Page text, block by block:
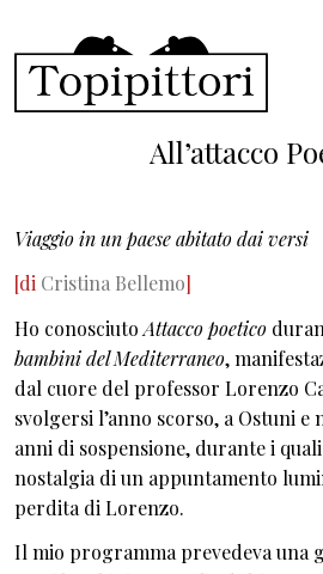
All’attacco
Viaggio in un paese abitato dai versi
[di Cristina Bellemo]
Ho conosciuto Attacco poetico
bambini del Mediterraneo,
dal cuore del professor Lorenzo
svolgersi l’anno scorso, a Ostuni
anni di sospensione, durante i
nostalgia di un appuntamento
perdita di Lorenzo.
Il mio programma prevedeva una